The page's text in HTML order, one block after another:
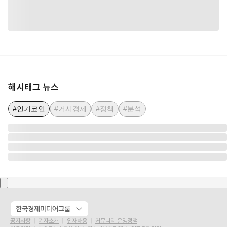
해시태그 뉴스
#인기코인 #거시경제 #정책 #분석
한국경제미디어그룹
공지사항 기자소개 인재채용
커뮤니티 운영정책